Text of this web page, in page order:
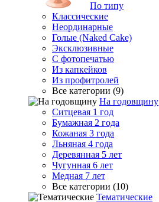
По типу
Классические
Неординарные
Голые (Naked Cake)
Эксклюзивные
С фотопечатью
Из капкейков
Из профитролей
Все категории (9)
На годовщину
Ситцевая 1 год
Бумажная 2 года
Кожаная 3 года
Льняная 4 года
Деревянная 5 лет
Чугунная 6 лет
Медная 7 лет
Все категории (10)
Тематические